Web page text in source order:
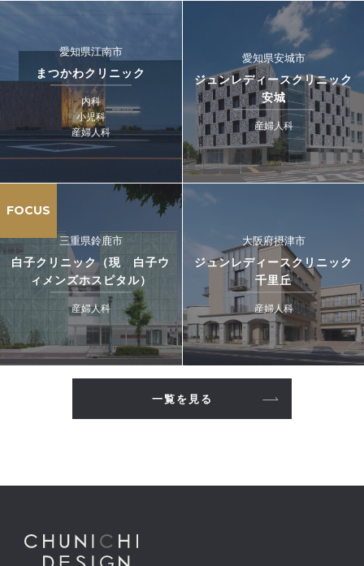
愛知県江南市
まつかわクリニック
内科
小児科
産婦人科
愛知県安城市
ジュンレディースクリニック
安城
産婦人科
FOCUS
三重県鈴鹿市
白子クリニック（現 白子ウ
ィメンズホスピタル）
産婦人科
大阪府摂津市
ジュンレディースクリニック
千里丘
産婦人科
一覧を見る